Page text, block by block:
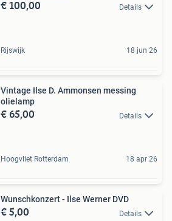
€ 100,00 Details
Rijswijk 18 jun 26
Vintage Ilse D. Ammonsen messing
olielamp
€ 65,00 Details
Hoogvliet Rotterdam 18 apr 26
Wunschkonzert - Ilse Werner DVD
€ 5,00 Details